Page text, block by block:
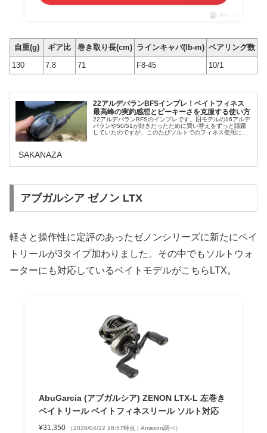
ポチップ
自重(g) ギア比 巻き取り長(cm) ラインキャパ(lb-m) ベアリング数
130
7.8 71 F8-45 10/1
22アルデバランBFSインプレ！ベイトフィネス
最高峰の実釣感想とピーキーさを克服する使い方
22アルデバランBFSのインプレです。旧モデルの16アルデ
バランや50/51が好きだったために買い替えをずっと躊躇
していたのですが、このたびソルトでのフィネス使用に思
SAKANAZA
アブガルシア ゼノン LTX
軽さと操作性に定評のあったゼノンシリーズに新たにベイ
トリールが3タイプ加わりました。その中でもソルトウォ
ーターにも対応しているベイトモデルがこちらLTX。
AbuGarcia (アブガルシア) ZENON LTX-L 左巻き
ベイトリール ベイトフィネスリール ソルト対応
¥31,350 （2026/04/22 18:57時点 | Amazon調べ）